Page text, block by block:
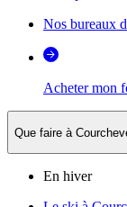
Nos bureaux
Acheter mon
Que faire à
En hiver